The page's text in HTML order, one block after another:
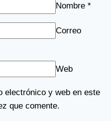
Nombre *
Correo
Web
electrónico y web en este
que comente.